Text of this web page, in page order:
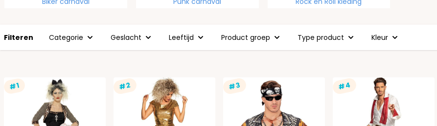
Filteren Categorie Geslacht Leeftijd Product groep Type product Kleur
#1 #2 #3 #4